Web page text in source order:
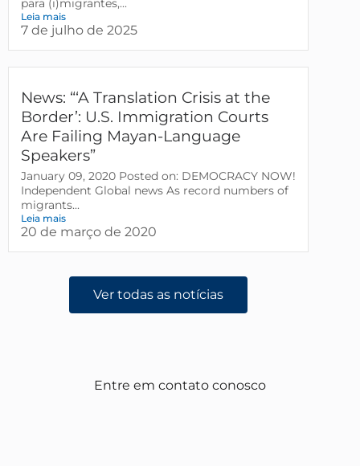
para (i)migrantes,...
Leia mais
7 de julho de 2025
News: “‘A Translation Crisis at the
Border’: U.S. Immigration Courts
Are Failing Mayan-Language
Speakers”
January 09, 2020 Posted on: DEMOCRACY NOW!
Independent Global news As record numbers of
migrants...
Leia mais
20 de março de 2020
Ver todas as notícias
Entre em contato conosco